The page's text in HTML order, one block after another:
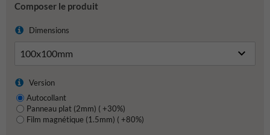
Composer le produit
Dimensions
Version
Autocollant
Panneau plat (2mm) ( +30%)
Film magnétique (1.5mm) ( +80%)